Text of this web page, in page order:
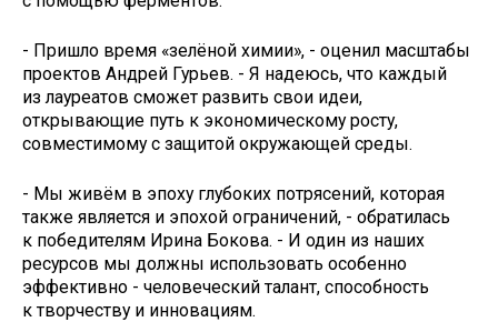
- Пришло время «зелёной химии», - оценил масштабы
проектов Андрей Гурьев. - Я надеюсь, что каждый
из лауреатов сможет развить свои идеи,
открывающие путь к экономическому росту,
совместимому с защитой окружающей среды.
- Мы живём в эпоху глубоких потрясений, которая
также является и эпохой ограничений, - обратилась
к победителям Ирина Бокова. - И один из наших
ресурсов мы должны использовать особенно
эффективно - человеческий талант, способность
к творчеству и инновациям.